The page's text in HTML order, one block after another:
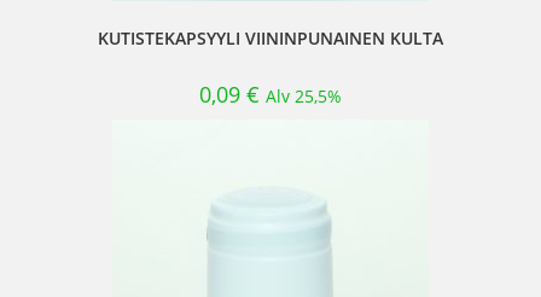
KUTISTEKAPSYYLI VIININPUNAINEN KULTA
0,09 € Alv 25,5%